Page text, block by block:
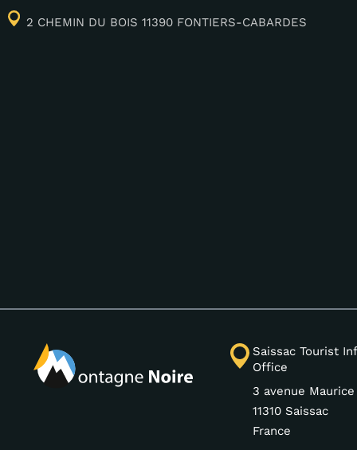
2 CHEMIN DU BOIS 11390 FONTIERS-CABARDES
Saissac Tourist
Office
3 avenue
11310 Saissac
France